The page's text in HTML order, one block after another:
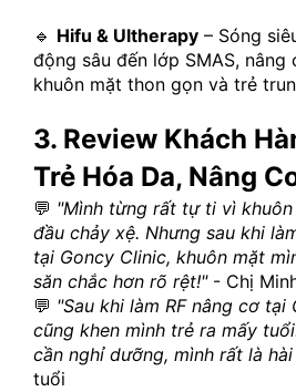
🔹 Hifu & Ultherapy – Sóng
động sâu đến lớp SMAS, nâng
khuôn mặt thon gọn và trẻ
3. Review Khách
Trẻ Hóa Da, Nâng
💬 "Mình từng rất tự ti vì
đầu chảy xệ. Nhưng sau khi
tại Goncy Clinic, khuôn mặt
săn chắc hơn rõ rệt!" - Chị
💬 "Sau khi làm RF nâng cơ tại
cũng khen mình trẻ ra mấy
cần nghỉ dưỡng, mình rất là
tuổi